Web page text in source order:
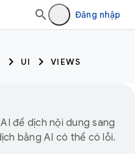
Đăng nhập
UI VIEWS
để dịch nội dung sang
bằng AI có thể có lỗi.